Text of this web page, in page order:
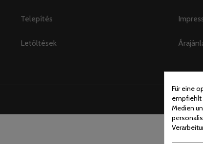
Telepítés
Letöltések
Für eine
empfiehlt
Medien